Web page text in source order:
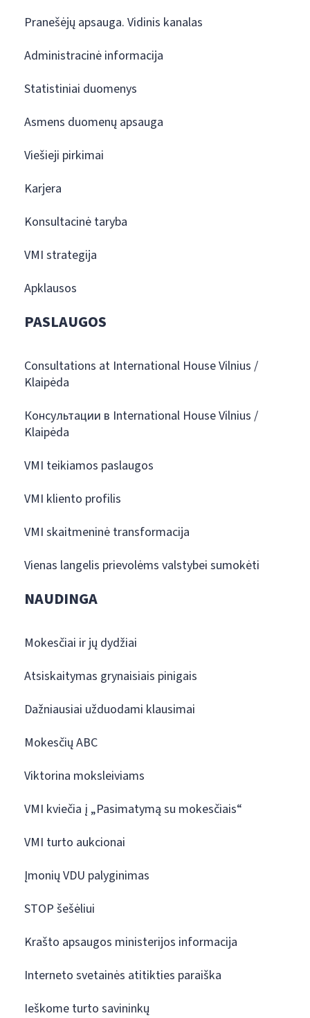
Pranešėjų apsauga. Vidinis kanalas
Administracinė informacija
Statistiniai duomenys
Asmens duomenų apsauga
Viešieji pirkimai
Karjera
Konsultacinė taryba
VMI strategija
Apklausos
PASLAUGOS
Consultations at International House Vilnius /
Klaipėda
Консультации в International House Vilnius /
Klaipėda
VMI teikiamos paslaugos
VMI kliento profilis
VMI skaitmeninė transformacija
Vienas langelis prievolėms valstybei sumokėti
NAUDINGA
Mokesčiai ir jų dydžiai
Atsiskaitymas grynaisiais pinigais
Dažniausiai užduodami klausimai
Mokesčių ABC
Viktorina moksleiviams
VMI kviečia į „Pasimatymą su mokesčiais“
VMI turto aukcionai
Įmonių VDU palyginimas
STOP šešėliui
Krašto apsaugos ministerijos informacija
Interneto svetainės atitikties paraiška
Ieškome turto savininkų